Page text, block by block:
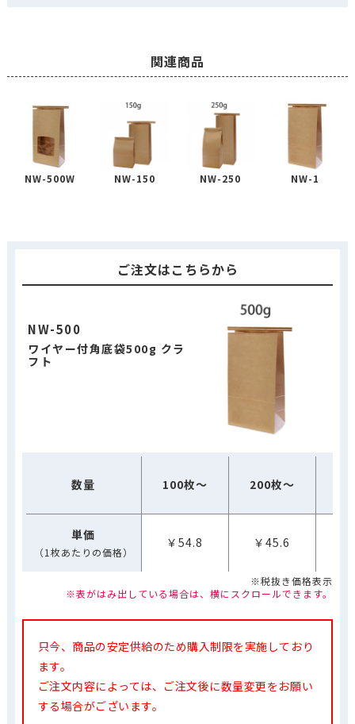
関連商品
NW-500W NW-150 NW-250 NW-1
ご注文はこちらから
NW-500
ワイヤー付角底袋500g クラ
フト
数量 100枚～ 200枚～
単価
（1枚あたりの価格）
￥54.8 ￥45.6
※税抜き価格表示
※表がはみ出している場合は、横にスクロールできます。
只今、商品の安定供給のため購入制限を実施しており
ます。
ご注文内容によっては、ご注文後に数量変更をお願い
する場合がございます。